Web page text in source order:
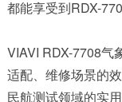
都能享受到RDX-
VIAVI RDX-7708气
适配、维修场景的
民航测试领域的实